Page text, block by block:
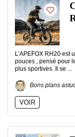
L’APEFOX RH20
pouces , pensé pour
plus sportives. Il se ...
Bons plans
VOIR